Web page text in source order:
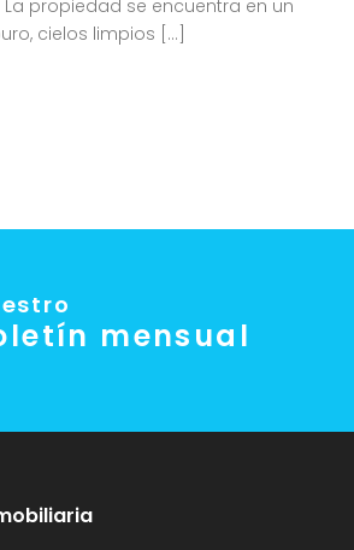
La propiedad se encuentra en un
cielos limpios […]
mensual